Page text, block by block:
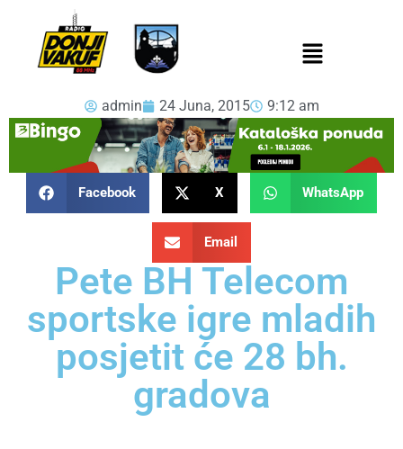
admin 24 Juna, 2015 9:12 am
Facebook X WhatsApp
Email
Pete BH Telecom
sportske igre mladih
posjetit će 28 bh.
gradova